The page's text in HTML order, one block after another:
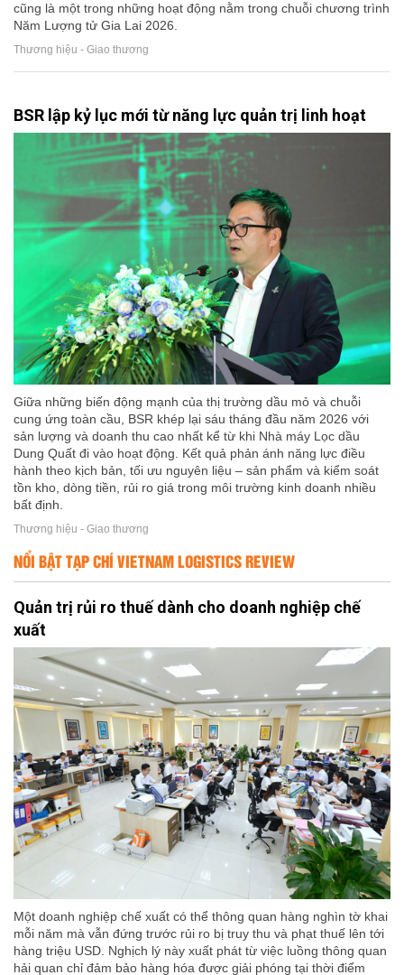
cũng là một trong những hoạt động nằm trong chuỗi chương trình
Năm Lượng tử Gia Lai 2026.
Thương hiệu - Giao thương
BSR lập kỷ lục mới từ năng lực quản trị linh hoạt
Giữa những biến động mạnh của thị trường dầu mỏ và chuỗi
cung ứng toàn cầu, BSR khép lại sáu tháng đầu năm 2026 với
sản lượng và doanh thu cao nhất kể từ khi Nhà máy Lọc dầu
Dung Quất đi vào hoạt động. Kết quả phản ánh năng lực điều
hành theo kịch bản, tối ưu nguyên liệu – sản phẩm và kiểm soát
tồn kho, dòng tiền, rủi ro giá trong môi trường kinh doanh nhiều
bất định.
Thương hiệu - Giao thương
NỔI BẬT TẠP CHÍ VIETNAM LOGISTICS REVIEW
Quản trị rủi ro thuế dành cho doanh nghiệp chế
xuất
Một doanh nghiệp chế xuất có thể thông quan hàng nghìn tờ khai
mỗi năm mà vẫn đứng trước rủi ro bị truy thu và phạt thuế lên tới
hàng triệu USD. Nghịch lý này xuất phát từ việc luồng thông quan
hải quan chỉ đảm bảo hàng hóa được giải phóng tại thời điểm